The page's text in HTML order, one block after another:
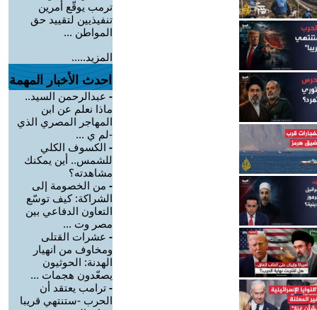
ترمب يوقّع أمرين
تنفيذيين لتقييد حق
المواطن ...
المزيد.....
احدث الأخبار المهمة
- عبدالرحمن السيد..
ماذا نعلم عن ابن
المهاجر المصري الذي
-لم ي ...
- الكسوف الكلي
للشمس.. أين يمكنك
مشاهدته؟
- من الخصومة إلى
الشراكة: كيف توسّع
التعاون الدفاعي بين
مصر وت ...
- عشرات القتلى
ومخاوف من انهيار
الهدنة: الحوثيون
يصعّدون هجمات ...
- ترامب يعتقد أن
الحرب -ستنتهي قريبا